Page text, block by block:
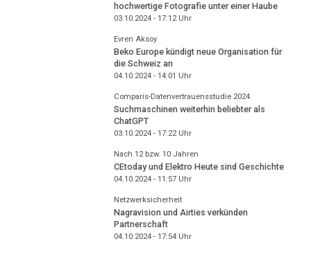
hochwertige Fotografie unter einer Haube
03.10.2024 - 17:12Uhr
Evren Aksoy
Beko Europe kündigt neue Organisation für
die Schweiz an
04.10.2024 - 14:01 Uhr
Comparis-Datenvertrauensstudie 2024
Suchmaschinen weiterhin beliebter als
ChatGPT
03.10.2024 - 17:22Uhr
Nach 12 bzw. 10 Jahren
CEtoday und Elektro Heute sind Geschichte
04.10.2024 - 11:57Uhr
Netzwerksicherheit
Nagravision und Airties verkünden
Partnerschaft
04.10.2024 - 17:54Uhr